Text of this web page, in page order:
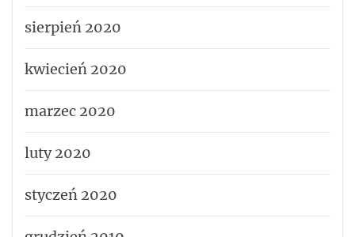
sierpień 2020
kwiecień 2020
marzec 2020
luty 2020
styczeń 2020